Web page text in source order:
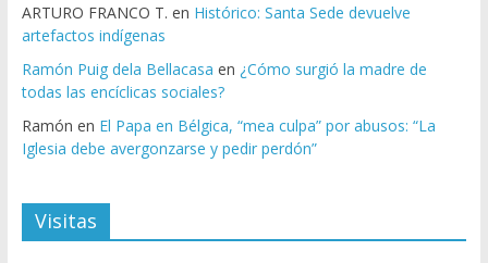
ARTURO FRANCO T. en Histórico: Santa Sede devuelve
artefactos indígenas
Ramón Puig dela Bellacasa en ¿Cómo surgió la madre de
todas las encíclicas sociales?
Ramón en El Papa en Bélgica, “mea culpa” por abusos: “La
Iglesia debe avergonzarse y pedir perdón”
Visitas